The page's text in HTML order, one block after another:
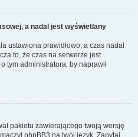
a nadal jest wyświetlany
ustawiona prawidłowo, a czas nadal
to, że czas na serwerze jest
tym administratora, by naprawił
pakietu zawierającego twoją wersję
phpBB3 na twój język. Zapytaj